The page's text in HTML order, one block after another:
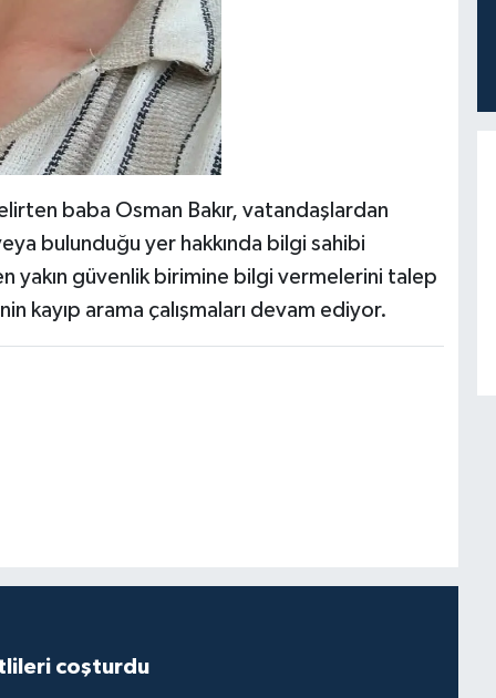
baba Osman Bakır, vatandaşlardan
bulunduğu yer hakkında bilgi sahibi
yakın güvenlik birimine bilgi vermelerini talep
kayıp arama çalışmaları devam ediyor.
coşturdu